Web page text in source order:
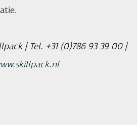
| Tel. +31 (0)786 93 39 00 |